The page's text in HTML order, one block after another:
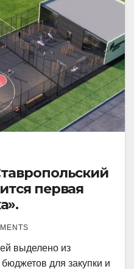
первая
выделено из
для закупки и